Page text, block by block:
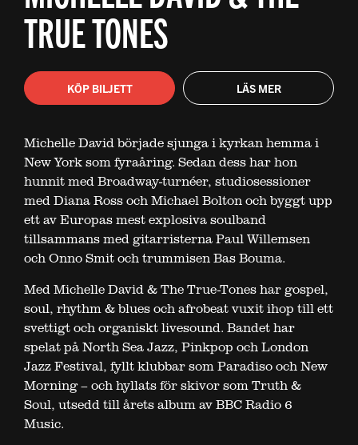
TRUE TONES
KÖP BILJETT LÄS MER
Michelle David började sjunga i kyrkan hemma i
New York som fyraåring. Sedan dess har hon
hunnit med Broadway-turnéer, studiosessioner
med Diana Ross och Michael Bolton och byggt upp
ett av Europas mest explosiva soulband
tillsammans med gitarristerna Paul Willemsen
och Onno Smit och trummisen Bas Bouma.
Med Michelle David & The True-Tones har gospel,
soul, rhythm & blues och afrobeat vuxit ihop till ett
svettigt och organiskt livesound. Bandet har
spelat på North Sea Jazz, Pinkpop och London
Jazz Festival, fyllt klubbar som Paradiso och New
Morning – och hyllats för skivor som Truth &
Soul, utsedd till årets album av BBC Radio 6
Music.